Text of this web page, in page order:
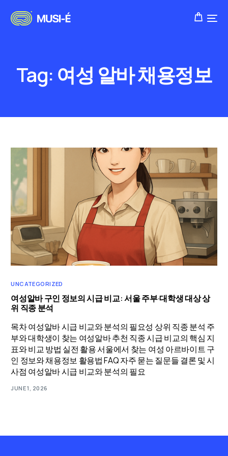
Tag: 여성 알바 채용정보
UNCATEGORIZED
여성알바 구인 정보의 시급 비교: 서울 주부·대학생 대상 상
위 직종 분석
목차 여성알바 시급 비교와 분석의 필요성 상위 직종 분석 주
부와 대학생이 찾는 여성알바 추천 직종 시급 비교의 핵심 지
표와 비교 방법 실전 활용 서울에서 찾는 여성 아르바이트 구
인 정보와 채용정보 활용법 FAQ 자주 묻는 질문들 결론 및 시
사점 여성알바 시급 비교와 분석의 필요
JUNE 1, 2026